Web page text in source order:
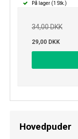
På lager (1 Stk.)
34,00 DKK
29,00 DKK
Hovedpuder